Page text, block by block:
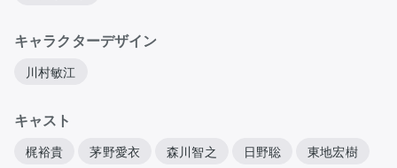
キャラクターデザイン
川村敏江
キャスト
梶裕貴 茅野愛衣 森川智之 日野聡 東地宏樹